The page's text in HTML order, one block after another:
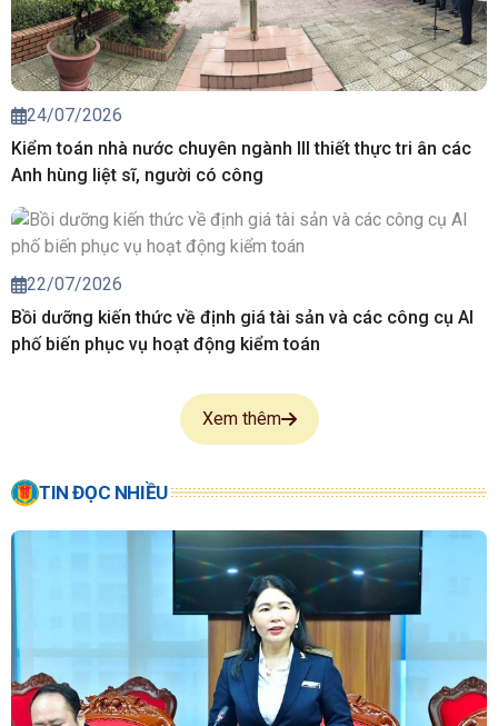
24/07/2026
Kiểm toán nhà nước chuyên ngành III thiết thực tri ân các
Anh hùng liệt sĩ, người có công
22/07/2026
Bồi dưỡng kiến thức về định giá tài sản và các công cụ AI
phố biến phục vụ hoạt động kiểm toán
Xem thêm
TIN ĐỌC NHIỀU